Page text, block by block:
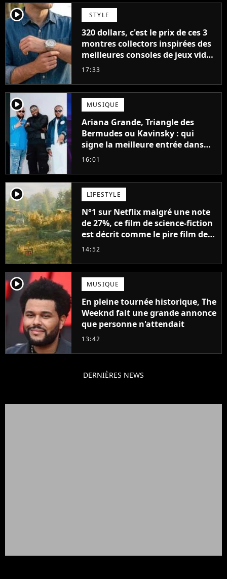
player2 STYLE
320 dollars, c'est le prix de ces 3
montres collectors inspirées des
meilleures consoles de jeux vidéo
des années 90
17:33
player2 MUSIQUE
Ariana Grande, Triangle des
Bermudes ou Kavinsky : qui
signe la meilleure entrée dans
les charts français cette semaine
16:01
player2 LIFESTYLE
N°1 sur Netflix malgré une note
de 27%, ce film de science-fiction
est décrit comme le pire film de
l'été 2026
14:52
player2 MUSIQUE
En pleine tournée historique, The
Weeknd fait une grande annonce
que personne n'attendait
13:42
DERNIÈRES NEWS